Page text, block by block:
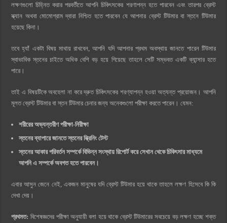
লক্ষণগুলো চিহ্নিত করার পরবর্তীতে আপনি চিকিৎসকের শরণাপন্ন হতে পারবেন এবং তারপর ব্রেস্ট
স্ক্যান অথবা মোমোগ্রাম দ্বারা নিশ্চিত হতে পারবেন যে আপনার ব্রেস্ট টিউমার বা স্তনে টিউমার
হয়েছে কিনা।
তবে হ্যাঁ একটা বিষয় মাথায় রাখবেন, আপনি যদি আপনার প্রথম অবস্থায় জানতে পারেন টিউমার
স্বাভাবিক স্তনের চাইতে অধিক বেশি বড় হয়ে গিয়েছে তাহলে সেটি সম্ভবত একটি ক্যান্সার হতে
পারে।
তাই এ বিষয়টিকে অবহেলা না করে দ্রুত চিকিৎসকের শরণ্যাপন্ন হওয়া অত্যন্ত প্রয়োজন। আপনি
মূলত ব্রেস্ট টিউমার বা স্তন টিউমার চেনার জন্য অনেকগুলো পরীক্ষা করতে পারেন। যেমন:
শরীরের অভ্যন্তরীণ পরীক্ষা-নিরীক্ষা
স্তনের ব্যাপারে জানতে স্তনের স্ক্রিনিং টেস্ট
স্তনের আকার পরিবর্তন সম্পর্কে বিভিন্ন সংস্থায় রিপোর্ট করে সেখান থেকে চিকিৎসার মাধ্যমে
আপনি এ সম্পর্কে অবগত হতে পারবেন।
এবার আসুন জেনে নেই, একজন মানুষের যদি ব্রেস্ট টিউমার হয়ে থাকে তাহলে লক্ষণ হিসেবে কি কি
দেখা দেয়।
প্রথমত: বিশেষজ্ঞদের পরীক্ষা অনুযায়ী বলা হয়ে থাকে ব্রেস্ট টিউমারের সবচেয়ে বড় লক্ষণ হচ্ছে শক্ত